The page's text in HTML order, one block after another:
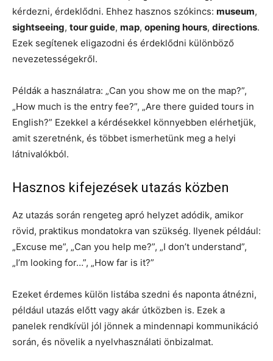
kérdezni, érdeklődni. Ehhez hasznos szókincs: museum,
sightseeing, tour guide, map, opening hours, directions.
Ezek segítenek eligazodni és érdeklődni különböző
nevezetességekről.
Példák a használatra: „Can you show me on the map?”,
„How much is the entry fee?”, „Are there guided tours in
English?” Ezekkel a kérdésekkel könnyebben elérhetjük,
amit szeretnénk, és többet ismerhetünk meg a helyi
látnivalókból.
Hasznos kifejezések utazás közben
Az utazás során rengeteg apró helyzet adódik, amikor
rövid, praktikus mondatokra van szükség. Ilyenek például:
„Excuse me”, „Can you help me?”, „I don’t understand”,
„I’m looking for…”, „How far is it?”
Ezeket érdemes külön listába szedni és naponta átnézni,
például utazás előtt vagy akár útközben is. Ezek a
panelek rendkívül jól jönnek a mindennapi kommunikáció
során, és növelik a nyelvhasználati önbizalmat.